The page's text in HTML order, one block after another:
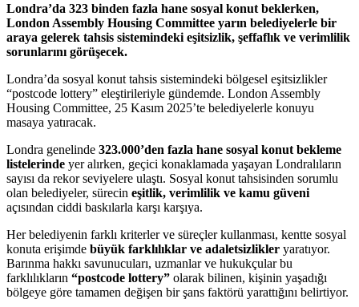
Londra’da 323 binden fazla hane sosyal konut beklerken,
London Assembly Housing Committee yarın belediyelerle bir
araya gelerek tahsis sistemindeki eşitsizlik, şeffaflık ve verimlilik
sorunlarını görüşecek.
Londra’da sosyal konut tahsis sistemindeki bölgesel eşitsizlikler
“postcode lottery” eleştirileriyle gündemde. London Assembly
Housing Committee, 25 Kasım 2025’te belediyelerle konuyu
masaya yatıracak.
Londra genelinde 323.000’den fazla hane sosyal konut bekleme
listelerinde yer alırken, geçici konaklamada yaşayan Londralıların
sayısı da rekor seviyelere ulaştı. Sosyal konut tahsisinden sorumlu
olan belediyeler, sürecin eşitlik, verimlilik ve kamu güveni
açısından ciddi baskılarla karşı karşıya.
Her belediyenin farklı kriterler ve süreçler kullanması, kentte sosyal
konuta erişimde büyük farklılıklar ve adaletsizlikler yaratıyor.
Barınma hakkı savunucuları, uzmanlar ve hukukçular bu
farklılıkların “postcode lottery” olarak bilinen, kişinin yaşadığı
bölgeye göre tamamen değişen bir şans faktörü yarattığını belirtiyor.